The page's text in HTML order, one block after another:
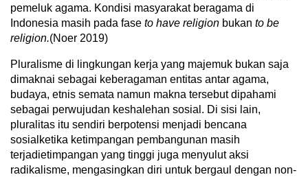
pemeluk agama. Kondisi masyarakat beragama di
Indonesia masih pada fase to have religion bukan to be
religion.(Noer 2019)
Pluralisme di lingkungan kerja yang majemuk bukan saja
dimaknai sebagai keberagaman entitas antar agama,
budaya, etnis semata namun makna tersebut dipahami
sebagai perwujudan keshalehan sosial. Di sisi lain,
pluralitas itu sendiri berpotensi menjadi bencana
sosialketika ketimpangan pembangunan masih
terjadietimpangan yang tinggi juga menyulut aksi
radikalisme, mengasingkan diri untuk bergaul dengan non-